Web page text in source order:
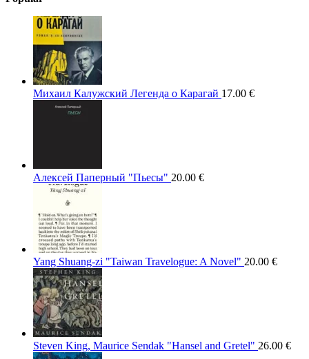
Михаил Калужский Легенда о Карагай 17.00 €
Алексей Паперный "Пьесы" 20.00 €
Yang Shuang-zi "Taiwan Travelogue: A Novel" 20.00 €
Steven King, Maurice Sendak "Hansel and Gretel" 26.00 €